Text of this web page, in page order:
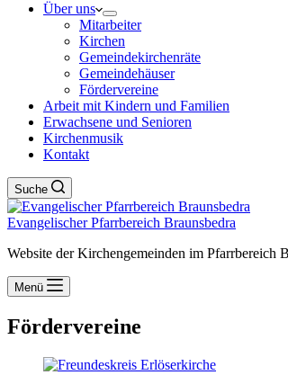
Über uns
Mit­ar­bei­ter
Kir­chen
Gemein­de­kir­chen­rä­te
Gemein­de­häu­ser
För­der­ver­ei­ne
Arbeit mit Kin­dern und Fami­li­en
Erwach­se­ne und Senio­ren
Kir­chen­mu­sik
Kon­takt
Suche
Evangelischer Pfarrbereich Braunsbedra
Website der Kirchengemeinden im Pfarrbereich
Menü
För­der­ver­ei­ne